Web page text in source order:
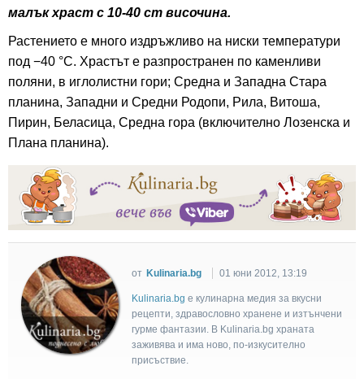
малък храст с 10-40 cm височина.
Растението е много издръжливо на ниски температури
под −40 °C. Храстът е разпространен по каменливи
поляни, в иглолистни гори; Средна и Западна Стара
планина, Западни и Средни Родопи, Рила, Витоша,
Пирин, Беласица, Средна гора (включително Лозенска и
Плана планина).
от Kulinaria.bg 01 юни 2012, 13:19
Kulinaria.bg e кулинарна медия за вкусни
рецепти, здравословно хранене и изтънчени
гурме фантазии. В Kulinaria.bg храната
заживява и има ново, по-изкусително
присъствие.